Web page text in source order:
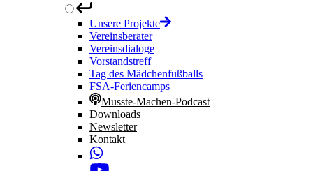
Unsere Projekte
Vereinsberater
Vereinsdialoge
Vorstandstreff
Tag des Mädchenfußballs
FSA-Feriencamps
Musste-Machen-Podcast
Downloads
Newsletter
Kontakt